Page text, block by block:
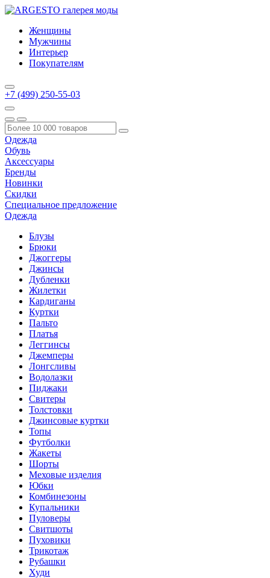
Женщины
Мужчины
Интерьер
Покупателям
+7 (499) 250-55-03
Одежда
Обувь
Аксессуары
Бренды
Новинки
Скидки
Специальное предложение
Одежда
Блузы
Брюки
Джоггеры
Джинсы
Дубленки
Жилетки
Кардиганы
Куртки
Пальто
Платья
Леггинсы
Джемперы
Лонгсливы
Водолазки
Пиджаки
Свитеры
Толстовки
Джинсовые куртки
Топы
Футболки
Жакеты
Шорты
Меховые изделия
Юбки
Комбинезоны
Купальники
Пуловеры
Свитшоты
Пуховики
Трикотаж
Рубашки
Худи